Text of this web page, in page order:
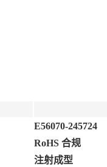
E56070-245724
RoHS 合规
注射成型